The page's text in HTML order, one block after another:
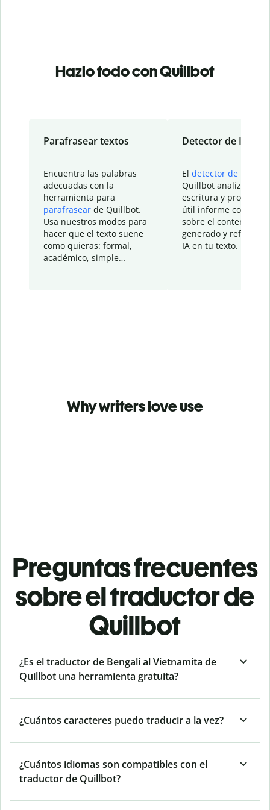
Hazlo todo con Quillbot
Parafrasear textos
Encuentra las palabras
adecuadas con la
herramienta para
parafrasear de Quillbot.
Usa nuestros modos para
hacer que el texto suene
como quieras: formal,
académico, simple…
Detector de IA
El detector de IA
Quillbot analiza tu
escritura y
útil informe con
sobre el contenido
generado y refinado
IA en tu texto.
Why writers love use
Preguntas frecuentes
sobre el traductor de
Quillbot
¿Es el traductor de Bengalí al Vietnamita de
Quillbot una herramienta gratuita?
¿Cuántos caracteres puedo traducir a la vez?
¿Cuántos idiomas son compatibles con el
traductor de Quillbot?